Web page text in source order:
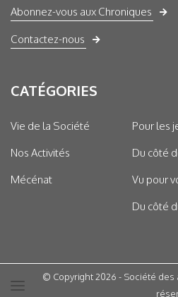
Abonnez-vous aux Chroniques
Contactez-nous
CATÉGORIES
Vie de la Société
Nos Activités
Mécénat
Pour les
Du côté
Vu pour
Du côté
© Copyright 2026 - Société